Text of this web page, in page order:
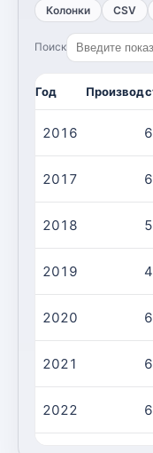
Колонки
CSV
Поиск
Год
2016
2017
2018
2019
2020
2021
2022